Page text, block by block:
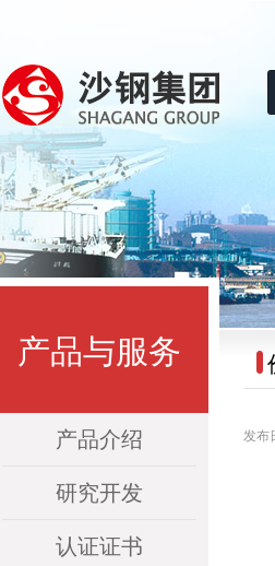
沙钢集团
产品与服务
产品介绍
研究开发
认证证书
发布